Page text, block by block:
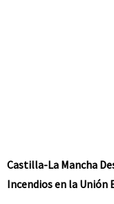
Castilla-La Mancha
Incendios en la Unión